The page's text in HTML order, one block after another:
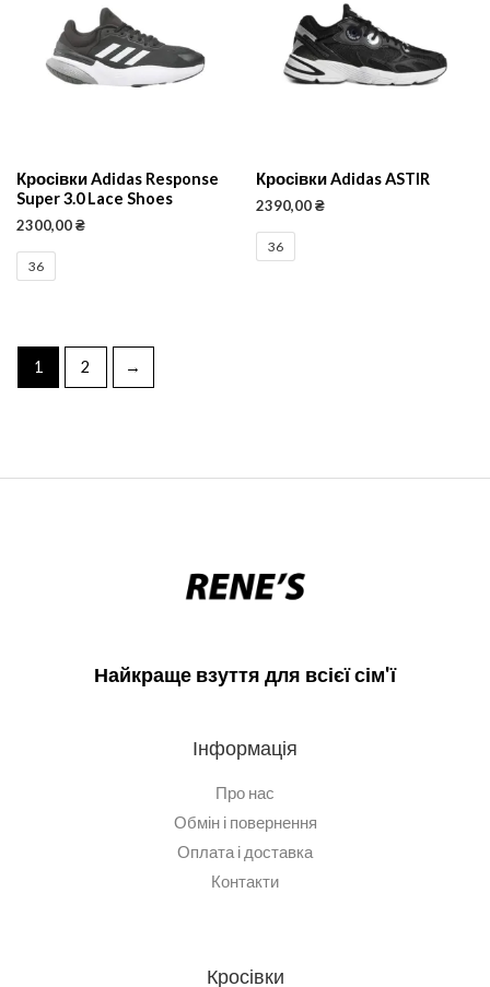
Кросівки Adidas Response
Super 3.0 Lace Shoes
2300,00₴
36
Кросівки Adidas ASTIR
2390,00₴
36
1 2 →
Найкраще взуття для всієї сім'ї
Інформація
Про нас
Обмін і повернення
Оплата і доставка
Контакти
Кросівки